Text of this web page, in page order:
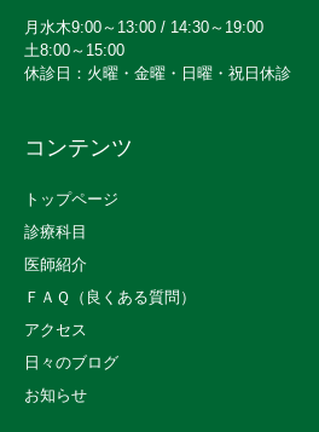
月水木9:00～13:00 / 14:30～19:00
土8:00～15:00
休診日：火曜・金曜・日曜・祝日休診
コンテンツ
トップページ
診療科目
医師紹介
ＦＡＱ（良くある質問）
アクセス
日々のブログ
お知らせ